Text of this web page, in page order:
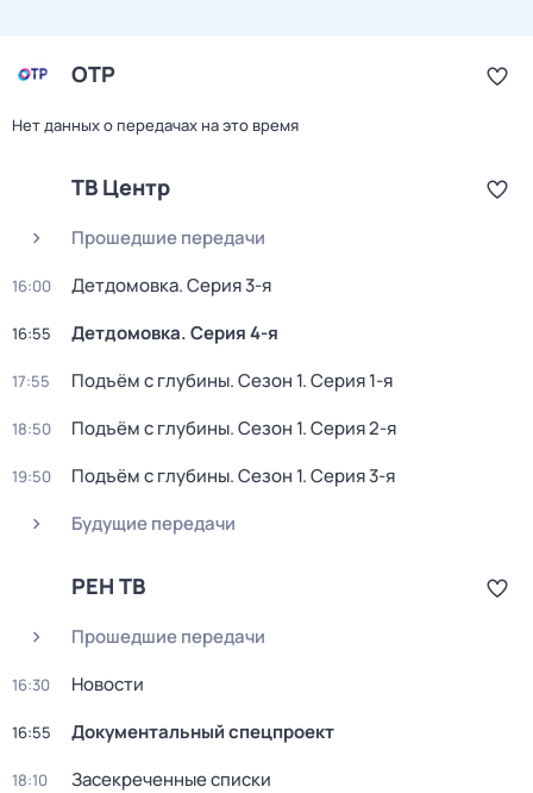
ОТР
Нет данных о передачах на это время
ТВ Центр
Прошедшие передачи
16:00 Детдомовка. Серия 3-я
16:55 Детдомовка. Серия 4-я
17:55 Подъём с глубины. Сезон 1. Серия 1-я
18:50 Подъём с глубины. Сезон 1. Серия 2-я
19:50 Подъём с глубины. Сезон 1. Серия 3-я
Будущие передачи
РЕН ТВ
Прошедшие передачи
16:30 Новости
16:55 Документальный спецпроект
18:10 Заcекрeчeнныe списки